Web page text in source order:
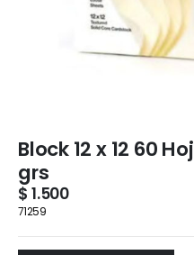
Block 12 x 12 60
grs
$ 1.500
71259